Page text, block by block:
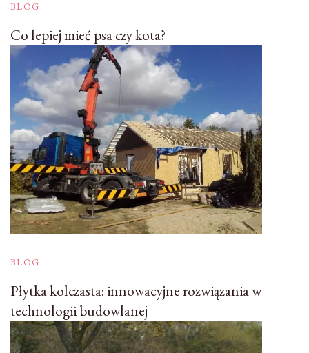
BLOG
Co lepiej mieć psa czy kota?
BLOG
Płytka kolczasta: innowacyjne rozwiązania w
technologii budowlanej